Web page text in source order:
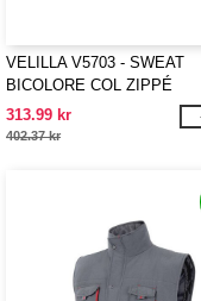
VELILLA V5703 - SWEAT
BICOLORE COL ZIPPÉ
313.99 kr
402.37 kr